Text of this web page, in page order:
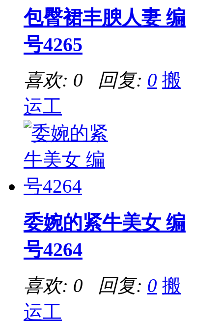
包臀裙丰腴人妻 编
号4265
喜欢: 0 回复: 0 搬
运工
委婉的紧牛美女 编
号4264
喜欢: 0 回复: 0 搬
运工